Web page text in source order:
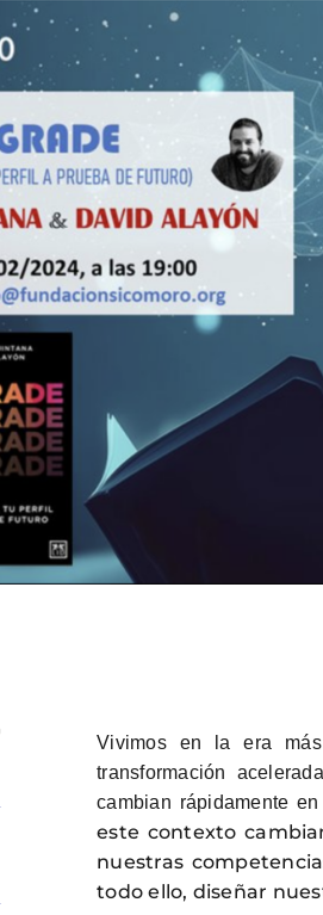
Vivimos en la era
transformación
cambian rápidamente
este contexto
nuestras
todo ello, diseñar